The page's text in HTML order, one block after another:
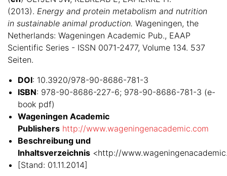
(2013). Energy and protein metabolism and nutrition
in sustainable animal production. Wageningen, the
Netherlands: Wageningen Academic Pub., EAAP
Scientific Series - ISSN 0071-2477, Volume 134. 537
Seiten.
DOI: 10.3920/978-90-8686-781-3
ISBN: 978-90-8686-227-6; 978-90-8686-781-3 (e-
book pdf)
Wageningen Academic
Publishers http://www.wageningenacademic.com
Beschreibung und
Inhaltsverzeichnis <http://
[Stand: 01.11.2014]